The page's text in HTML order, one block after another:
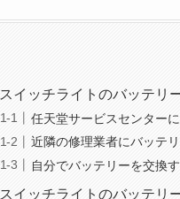
スイッチライトのバッテリ
任天堂サービスセンター
近隣の修理業者にバッテ
自分でバッテリーを交換
スイッチライトのバッテリ